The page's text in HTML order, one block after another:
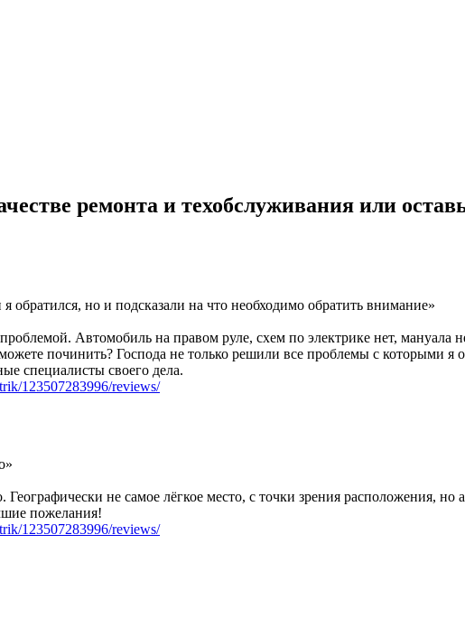
ремонта и техобслуживания или
обратился, но и подсказали на что необходимо обратить внимание»
Автомобиль на правом руле, схем по электрике нет,
починить? Господа не только решили все проблемы с которыми я
специалисты своего дела.
123507283996/reviews/
не самое лёгкое место, с точки зрения расположения,
пожелания!
123507283996/reviews/